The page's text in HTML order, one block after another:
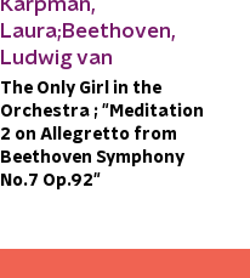
Karpman,
Laura;Beethoven,
Ludwig van
The Only Girl in the
Orchestra ; "Meditation
2 on Allegretto from
Beethoven Symphony
No.7 Op.92"